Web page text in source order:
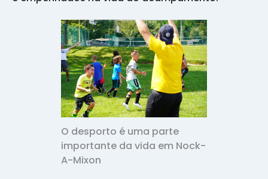
O desporto é uma parte
importante da vida em Nock-
A-Mixon